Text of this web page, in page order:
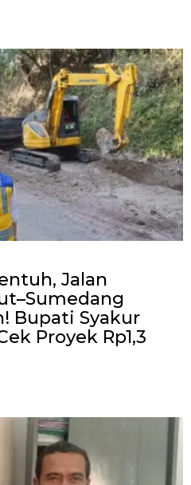
Jalan
Bupati Syakur
Proyek Rp1,3